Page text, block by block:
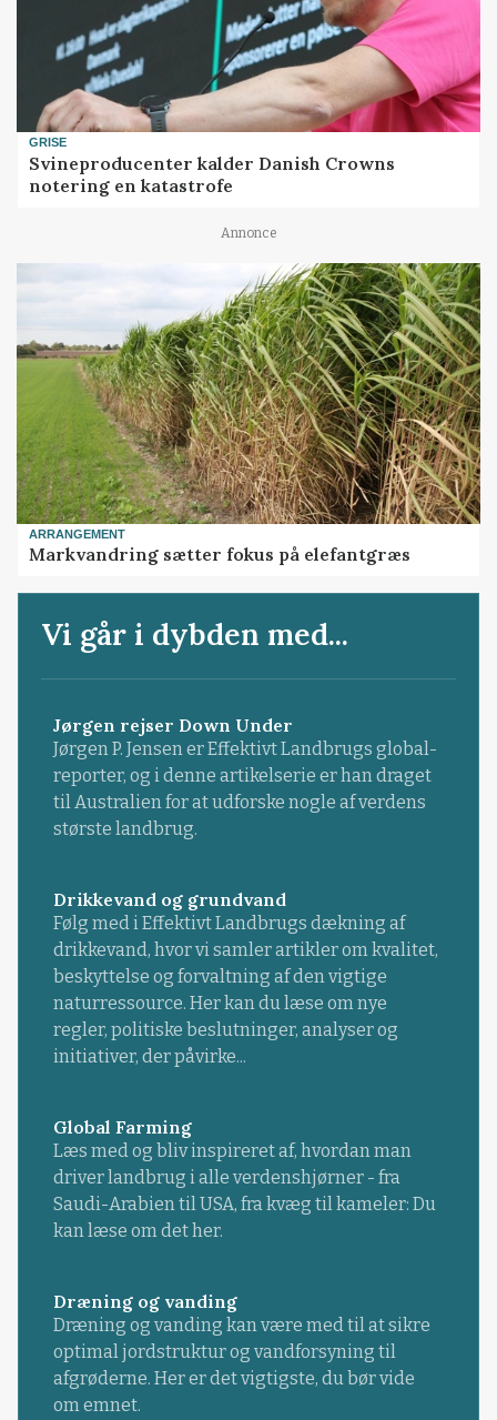
GRISE
Svineproducenter kalder Danish Crowns
notering en katastrofe
Annonce
ARRANGEMENT
Markvandring sætter fokus på elefantgræs
Vi går i dybden med...
Jørgen rejser Down Under
Jørgen P. Jensen er Effektivt Landbrugs global-
reporter, og i denne artikelserie er han draget
til Australien for at udforske nogle af verdens
største landbrug.
Drikkevand og grundvand
Følg med i Effektivt Landbrugs dækning af
drikkevand, hvor vi samler artikler om kvalitet,
beskyttelse og forvaltning af den vigtige
naturressource. Her kan du læse om nye
regler, politiske beslutninger, analyser og
initiativer, der påvirke...
Global Farming
Læs med og bliv inspireret af, hvordan man
driver landbrug i alle verdenshjørner - fra
Saudi-Arabien til USA, fra kvæg til kameler: Du
kan læse om det her.
Dræning og vanding
Dræning og vanding kan være med til at sikre
optimal jordstruktur og vandforsyning til
afgrøderne. Her er det vigtigste, du bør vide
om emnet.